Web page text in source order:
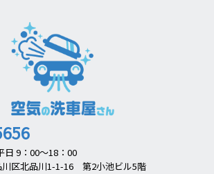
日 9：00～18：00
区北品川1-1-16 第2小池ビル5階